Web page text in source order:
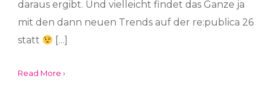
daraus ergibt. Und vielleicht findet das Ganze ja
mit den dann neuen Trends auf der re:publica 26
statt
[…]
Read More ›